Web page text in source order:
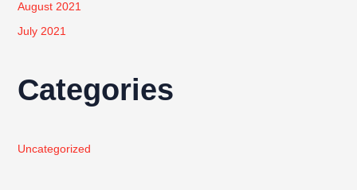
August 2021
July 2021
Categories
Uncategorized